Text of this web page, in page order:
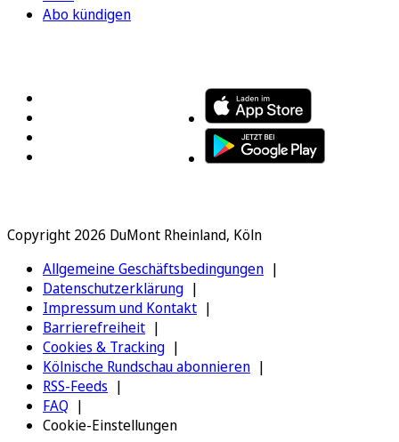
Abo kündigen
Copyright 2026 DuMont Rheinland, Köln
Allgemeine Geschäftsbedingungen
Datenschutzerklärung
Impressum und Kontakt
Barrierefreiheit
Cookies & Tracking
Kölnische Rundschau abonnieren
RSS-Feeds
FAQ
Cookie-Einstellungen